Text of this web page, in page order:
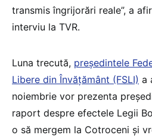
transmis îngrijorări reale”, a
interviu la TVR.
Luna trecută, președintele
Libere din Învățământ (FSLI) a
noiembrie vor prezenta
raport despre efectele Legii
o să mergem la Cotroceni și